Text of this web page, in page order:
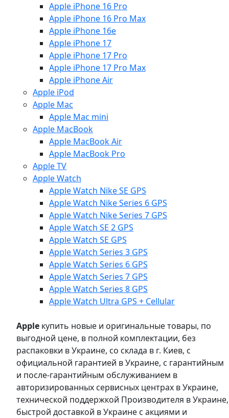
Apple iPhone 16 Pro
Apple iPhone 16 Pro Max
Apple iPhone 16e
Apple iPhone 17
Apple iPhone 17 Pro
Apple iPhone 17 Pro Max
Apple iPhone Air
Apple iPod
Apple Mac
Apple Mac mini
Apple MacBook
Apple MacBook Air
Apple MacBook Pro
Apple TV
Apple Watch
Apple Watch Nike SE GPS
Apple Watch Nike Series 6 GPS
Apple Watch Nike Series 7 GPS
Apple Watch SE 2 GPS
Apple Watch SE GPS
Apple Watch Series 3 GPS
Apple Watch Series 6 GPS
Apple Watch Series 7 GPS
Apple Watch Series 8 GPS
Apple Watch Ultra GPS + Cellular
Apple купить новые и оригинальные товары, по
выгодной цене, в полной комплектации, без
распаковки в Украине, со склада в г. Киев, с
официальной гарантией в Украине, с гарантийным
и после-гарантийным обслуживанием в
авторизированных сервисных центрах в Украине,
технической поддержкой Производителя в Украине,
быстрой доставкой в Украине с акциями и